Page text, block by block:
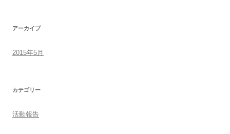
アーカイブ
2015年5月
カテゴリー
活動報告